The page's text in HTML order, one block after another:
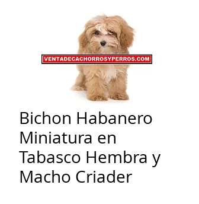
Bichon Habanero
Miniatura en
Tabasco Hembra y
Macho Criader